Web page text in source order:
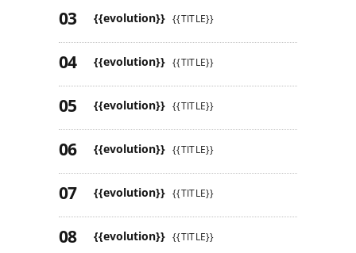
{{evolution}} {{TITLE}}
{{evolution}} {{TITLE}}
{{evolution}} {{TITLE}}
{{evolution}} {{TITLE}}
{{evolution}} {{TITLE}}
{{evolution}} {{TITLE}}